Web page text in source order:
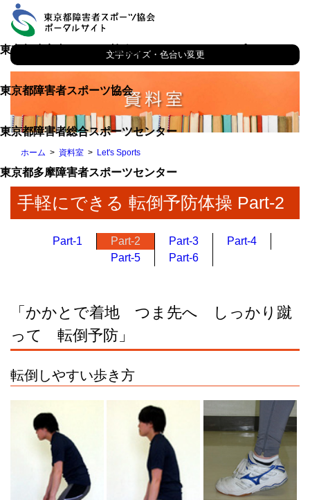
文字サイズ・色合い変更
東京都障害者スポーツ協会ポータルサイト トップ
東京都障害者スポーツ協会
東京都障害者総合スポーツセンター
東京都多摩障害者スポーツセンター
ホーム 資料室 Let's Sports
手軽にできる 転倒予防体操 Part-2
Part-1 Part-2 Part-3
Part-4
Part-5
Part-6
「かかとで着地 つま先へ しっかり蹴
って 転倒予防」
転倒しやすい歩き方